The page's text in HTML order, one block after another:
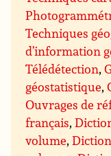
Techniques
d’information
Télédétection,
géostatistique,
Ouvrages de
français,
volume,